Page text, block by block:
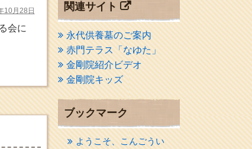
10月28日
会に
関連サイト
永代供養墓のご案内
赤門テラス「なゆた」
金剛院紹介ビデオ
金剛院キッズ
ブックマーク
ようこそ、こんごうい